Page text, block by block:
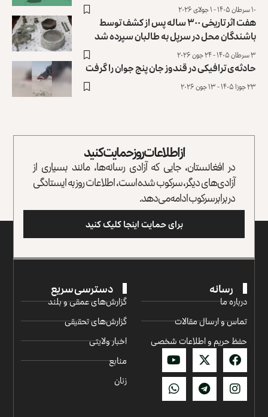
۱۰ سرطان ۱۴۰۵ - ۱ جولای ۲۰۲۶
هفت اثر تاریخی ۳۰۰ ساله پس از کشف توسط
باشندگان محل در سرپل به طالبان سپرده شد
۳ سرطان ۱۴۰۵ - ۲۴ جون ۲۰۲۶
حادثه‌ی ترافیکی در قندوز جان پنج جوان را گرفت
۲۳ جوزا ۱۴۰۵ - ۱۳ جون ۲۰۲۶
از اطلاعات روز حمایت کنید
در افغانستان، جایی که آزادی رسانه‌ها، مانند بسیاری از
آزادی‌های دیگر، سرکوب شده است، اطلاعات روز به ایستادگی
در برابر سرکوب ادامه می‌دهد.
برای حمایت اینجا کلیک کنید
رسانه
درباره ما
تماس و ارسال مقالات
حفظ حریم و اطلاعات شخصی
دسترسی سریع
گزارش‌‌های عمقی و بلند
گزارش‌های تحقیقی
اخبار ولایتی
منابع
زنان